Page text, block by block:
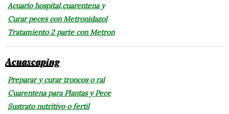
Acuario hospital,cuarentena y
Curar peces con Metronidazol
Tratamiento 2 parte con Metron
Acuascaping
Preparar y curar troncos o raí
Cuarentena para Plantas y Pece
Sustrato nutritivo o fertil